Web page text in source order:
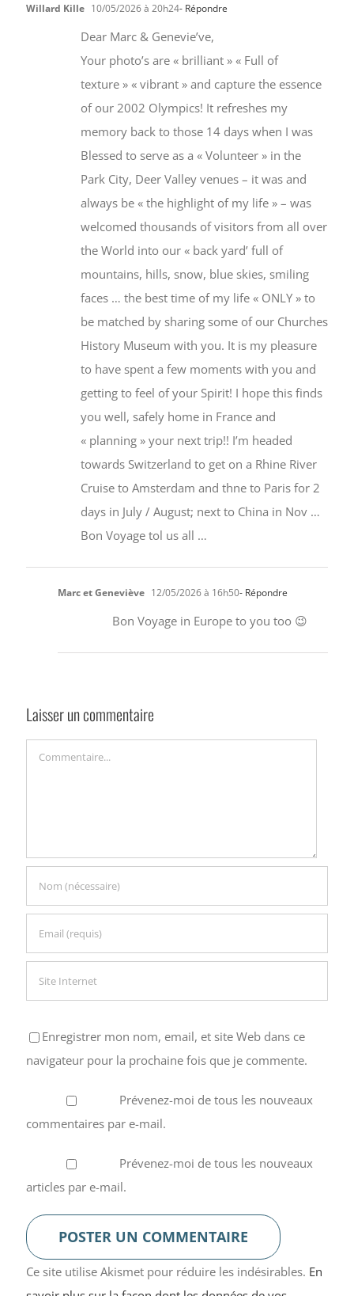
Willard Kille 10/05/2026 à 20h24- Répondre
Dear Marc & Genevie’ve,
Your photo’s are « brilliant » « Full of
texture » « vibrant » and capture the essence
of our 2002 Olympics! It refreshes my
memory back to those 14 days when I was
Blessed to serve as a « Volunteer » in the
Park City, Deer Valley venues – it was and
always be « the highlight of my life » – was
welcomed thousands of visitors from all over
the World into our « back yard’ full of
mountains, hills, snow, blue skies, smiling
faces … the best time of my life « ONLY » to
be matched by sharing some of our Churches
History Museum with you. It is my pleasure
to have spent a few moments with you and
getting to feel of your Spirit! I hope this finds
you well, safely home in France and
« planning » your next trip!! I’m headed
towards Switzerland to get on a Rhine River
Cruise to Amsterdam and thne to Paris for 2
days in July / August; next to China in Nov …
Bon Voyage tol us all …
Marc et Geneviève 12/05/2026 à 16h50- Répondre
Bon Voyage in Europe to you too 😉
Laisser un commentaire
Commentaire
Enregistrer mon nom, email, et site Web dans ce
navigateur pour la prochaine fois que je commente.
Prévenez-moi de tous les nouveaux
commentaires par e-mail.
Prévenez-moi de tous les nouveaux
articles par e-mail.
Ce site utilise Akismet pour réduire les indésirables. En